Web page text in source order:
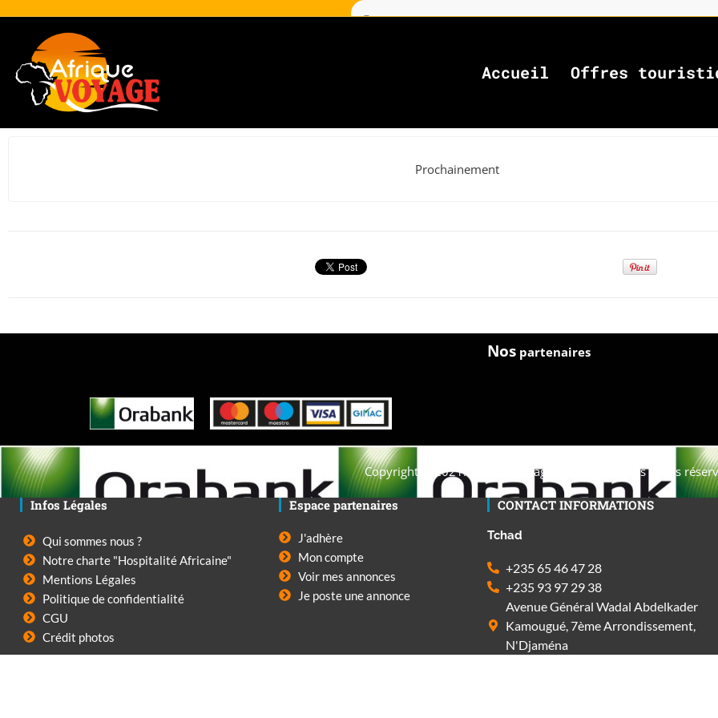
Accueil Offres
Prochainement
Nospartenaires
Copyright © 2021. Afrique-voyage-découverte tous droits
Infos Légales
Qui sommes nous ?
Notre charte "Hospitalité Africaine"
Mentions Légales
Politique de confidentialité
CGU
Crédit photos
Espace partenaires
J'adhère
Mon compte
Voir mes annonces
Je poste une annonce
CONTACT INFORMATIONS
Tchad
+235 65 46 47 28
+235 93 97 29 38
Avenue Général Wadal Abdelkader
Kamougué, 7ème Arrondissement,
N'Djaména